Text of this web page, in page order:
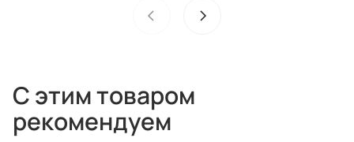
С этим товаром
рекомендуем